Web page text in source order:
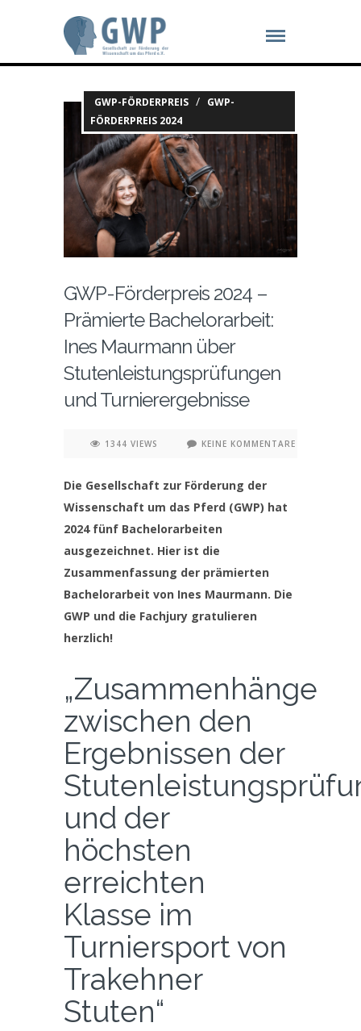
GWP-FÖRDERPREIS / GWP-
FÖRDERPREIS 2024
GWP-Förderpreis 2024 –
Prämierte Bachelorarbeit:
Ines Maurmann über
Stutenleistungsprüfungen
und Turnierergebnisse
1344 VIEWS KEINE KOMMENTARE
Die Gesellschaft zur Förderung der
Wissenschaft um das Pferd (GWP) hat
2024 fünf Bachelorarbeiten
ausgezeichnet. Hier ist die
Zusammenfassung der prämierten
Bachelorarbeit von Ines Maurmann. Die
GWP und die Fachjury gratulieren
herzlich!
„Zusammenhänge
zwischen den
Ergebnissen der
und der
höchsten
erreichten
Klasse im
Turniersport von
Trakehner
Stuten“